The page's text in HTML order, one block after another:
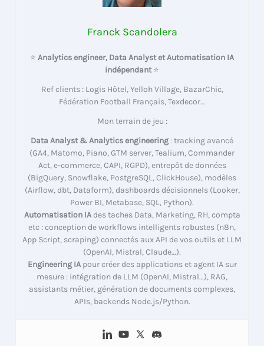
Franck Scandolera
⭐ Analytics engineer, Data Analyst et Automatisation IA
indépendant⭐
Ref clients : Logis Hôtel, Yelloh Village, BazarChic,
Fédération Football Français, Texdecor…
Mon terrain de jeu :
Data Analyst & Analytics engineering : tracking avancé
(GA4, Matomo, Piano, GTM server, Tealium, Commander
Act, e-commerce, CAPI, RGPD), entrepôt de données
(BigQuery, Snowflake, PostgreSQL, ClickHouse), modèles
(Airflow, dbt, Dataform), dashboards décisionnels (Looker,
Power BI, Metabase, SQL, Python).
Automatisation IAdes taches Data, Marketing, RH, compta
etc : conception de workflows intelligents robustes (n8n,
App Script, scraping) connectés aux API de vos outils et LLM
(OpenAI, Mistral, Claude…).
Engineering IApour créer des applications et agent IA sur
mesure : intégration de LLM (OpenAI, Mistral…), RAG,
assistants métier, génération de documents complexes,
APIs, backends Node.js/Python.